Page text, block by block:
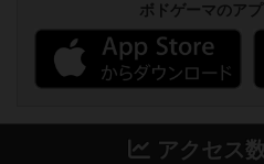
ボドゲーマのア
アクセス